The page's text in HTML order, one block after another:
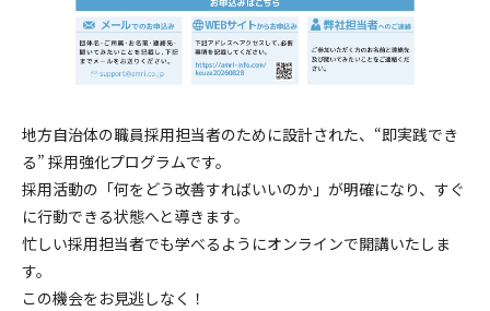
地方自治体の職員採用担当者のために設計された、“即実践でき
る” 採用強化プログラムです。
採用活動の「何をどう改善すればいいのか」が明確になり、すぐ
に行動できる状態へと導きます。
忙しい採用担当者でも学べるようにオンラインで開講いたしま
す。
この機会をお見逃しなく！